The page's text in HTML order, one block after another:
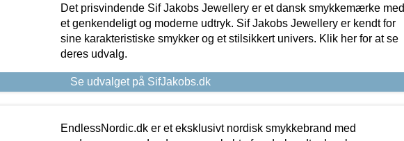
Det prisvindende Sif Jakobs Jewellery er et dansk smykkemærke med
et genkendeligt og moderne udtryk. Sif Jakobs Jewellery er kendt for
sine karakteristiske smykker og et stilsikkert univers. Klik her for at se
deres udvalg.
Se udvalget på SifJakobs.dk
EndlessNordic.dk er et eksklusivt nordisk smykkebrand med